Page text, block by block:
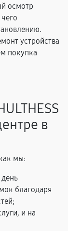
осмотр
устройства
покупка
в
мы:
благодаря
и на